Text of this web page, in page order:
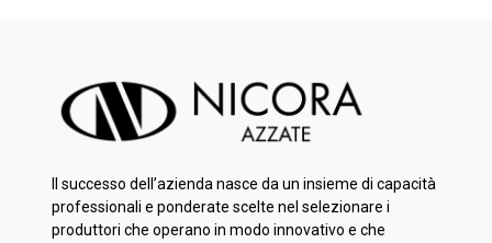
Il successo dell’azienda nasce da un insieme di capacità
professionali e ponderate scelte nel selezionare i
produttori che operano in modo innovativo e che